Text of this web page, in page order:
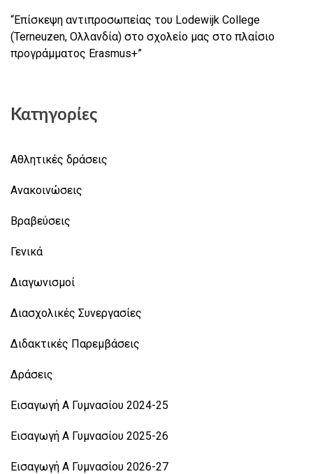
“Επίσκεψη αντιπροσωπείας του Lodewijk College
(Terneuzen, Ολλανδία) στο σχολείο μας στο πλαίσιο
προγράμματος Erasmus+”
Κατηγορίες
Αθλητικές δράσεις
Ανακοινώσεις
Βραβεύσεις
Γενικά
Διαγωνισμοί
Διασχολικές Συνεργασίες
Διδακτικές Παρεμβάσεις
Δράσεις
Εισαγωγή Α Γυμνασίου 2024-25
Εισαγωγή Α Γυμνασίου 2025-26
Εισαγωγή Α Γυμνασίου 2026-27